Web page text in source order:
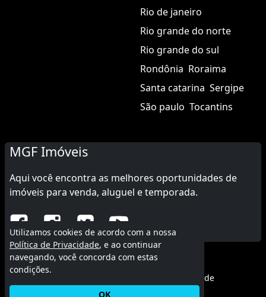
Rio de janeiro
Rio grande do norte
Rio grande do sul
Rondônia Roraima
Santa catarina Sergipe
São paulo Tocantins
MGF Imóveis
Aqui você encontra as melhores oportunidades de
imóveis para venda, aluguel e temporada.
© 2015 - 2026 MGF Imóveis.
Política de privacidade
Utilizamos cookies de acordo com a nossa
Política de Privacidade, e ao continuar
navegando, você concorda com estas
condições.
OK